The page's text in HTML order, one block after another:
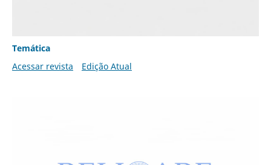
Temática
Acessar revista
Edição Atual